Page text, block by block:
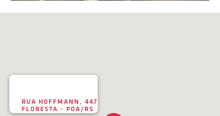
RUA HOFFMANN, 447
FLORESTA - POA/RS